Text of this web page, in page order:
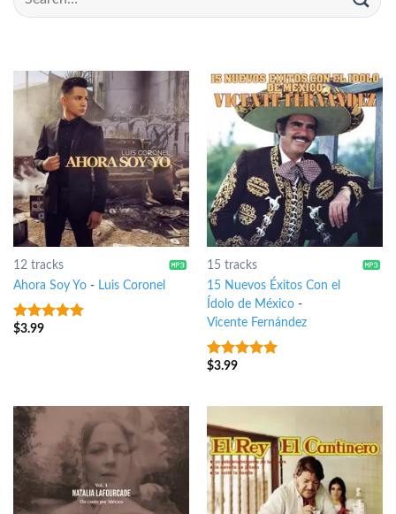
12 tracks
Ahora Soy Yo- Luis Coronel
10out of 5
$3.99
15 tracks
15 Nuevos Éxitos Con el
Ídolo de México-
Vicente Fernández
9out of 5
$3.99